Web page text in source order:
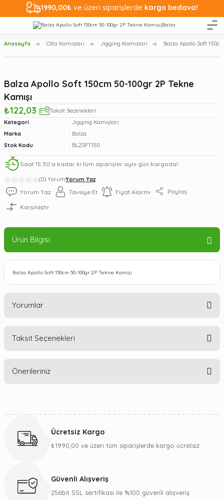
1990,00₺ ve üzeri siparişlerde kargo bedava!
Anasayfa Olta Kamışları Jigging Kamışları Balza Apollo Soft
(0) YorumYorum Yaz
Balza Apollo Soft 150cm 50-100gr 2P Tekne
Kamışı
₺122,03
Taksit Seçenekleri
Kategori
Jigging Kamışları
Marka
Balza
Stok Kodu
BLZSFT150
Saat 15:30’a kadar ki tüm siparişler aynı gün kargoda!
Yorum Yaz Tavsiye Et Fiyat Alarmı Paylaş
Karşılaştır
Ürün Bilgisi
Balza Apollo Soft 150cm 50-100gr 2P Tekne Kamışı
Yorumlar
Taksit Seçenekleri
Önerileriniz
Görüş ve önerileriniz için teşekkür ederiz.
Ürün bilgilerinde hatalar bulunuyor.
Ücretsiz Kargo
₺1990,00 ve üzeri tüm siparişlerde kargo ücretsiz
Güvenli Alışveriş
256bit SSL sertifikası ile %100 güvenli alışveriş